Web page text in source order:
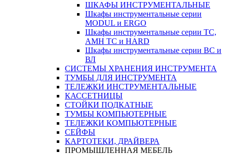
ШКАФЫ ИНСТРУМЕНТАЛЬНЫЕ
Шкафы инструментальные серии
MODUL и ERGO
Шкафы инструментальные серии ТС,
АМН ТС и HARD
Шкафы инструментальные серии ВС и
ВЛ
СИСТЕМЫ ХРАНЕНИЯ ИНСТРУМЕНТА
ТУМБЫ ДЛЯ ИНСТРУМЕНТА
ТЕЛЕЖКИ ИНСТРУМЕНТАЛЬНЫЕ
КАССЕТНИЦЫ
СТОЙКИ ПОДКАТНЫЕ
ТУМБЫ КОМПЬЮТЕРНЫЕ
ТЕЛЕЖКИ КОМПЬЮТЕРНЫЕ
СЕЙФЫ
КАРТОТЕКИ, ДРАЙВЕРА
ПРОМЫШЛЕННАЯ МЕБЕЛЬ